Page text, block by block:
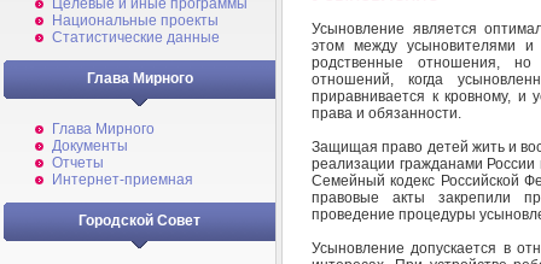
Целевые и иные программы
Национальные проекты
Статистические данные
Глава Мирного
Глава Мирного
Документы
Отчеты
Интернет-приемная
Городской Совет
Усыновление является
этом между усыновителями и
родственные отношения, но
отношений, когда
приравнивается к кровному, и
права и обязанности.
Защищая право детей жить и
реализации гражданами
Семейный кодекс Российской
правовые акты закрепили
проведение процедуры
Усыновление допускается в